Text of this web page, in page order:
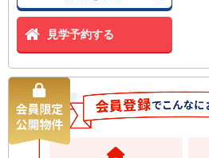
見学予約する
新築一戸建て
グレイスウッ
築一戸建て